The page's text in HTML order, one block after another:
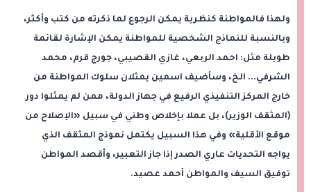
ولهذا فالمواطنة كنظرية يمكن الرجوع لما ذكرته من كتب وأكثر،
وبالنسبة للنماذج الشخصية للمواطنة يمكن الإشارة لقائمة
طويلة مثل: احمد الربعي، غازي القصيبي، جورج قرم، محمد
الشرفي... الخ، وسأضيف اسمين يمثلان سلوك المواطنة من
خارج المركز التنفيذي الرفيع في جهاز الدولة، ممن لم يمثلوا دور
(المثقف الوزير)، بل عملا بإخلاص وطني في سبيل «الإصلاح من
موقع الأقلية» وفي هذا السبيل يكتمل نموذج المثقف الذي
يواجه التحديات عاري الصدر إذا جاز التعبير، وأقصد المواطن
توفيق السيف والمواطن أحمد عصيد.